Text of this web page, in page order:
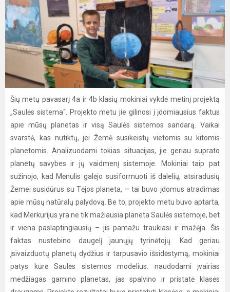
Šių metų pavasarį 4a ir 4b klasių mokiniai vykdė metinį projektą
„Saulės sistema“. Projekto metu jie gilinosi į įdomiausius faktus
apie mūsų planetas ir visą Saulės sistemos sandarą. Vaikai
svarstė, kas nutiktų, jei Žemė susikeistų vietomis su kitomis
planetomis. Analizuodami tokias situacijas, jie geriau suprato
planetų savybes ir jų vaidmenį sistemoje. Mokiniai taip pat
sužinojo, kad Mėnulis galėjo susiformuoti iš dalelių, atsiradusių
Žemei susidūrus su Tėjos planeta, – tai buvo įdomus atradimas
apie mūsų natūralų palydovą. Be to, projekto metu buvo aptarta,
kad Merkurijus yra ne tik mažiausia planeta Saulės sistemoje, bet
ir viena paslaptingiausių – jis pamažu traukiasi ir mažėja. Šis
faktas nustebino daugelį jaunųjų tyrinėtojų. Kad geriau
įsivaizduotų planetų dydžius ir tarpusavio išsidėstymą, mokiniai
patys kūrė Saulės sistemos modelius: naudodami įvairias
medžiagas gamino planetas, jas spalvino ir pristatė klasės